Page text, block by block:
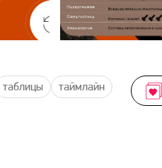
таблицы
таймлайн